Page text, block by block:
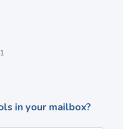
in your mailbox?